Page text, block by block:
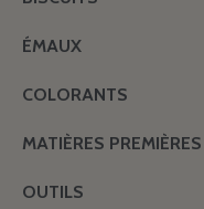
ÉMAUX
COLORANTS
MATIÈRES PREMIÈRES
OUTILS